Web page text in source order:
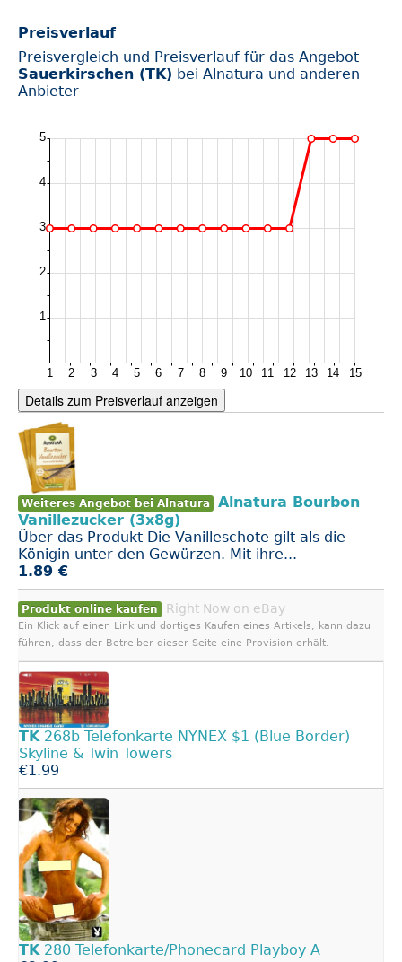
Preisverlauf
Preisvergleich und Preisverlauf für das Angebot
Sauerkirschen (TK) bei Alnatura und anderen
Anbieter
Details zum Preisverlauf anzeigen
Weiteres Angebot bei Alnatura
Alnatura Bourbon
Vanillezucker (3x8g)
Über das Produkt Die Vanilleschote gilt als die
Königin unter den Gewürzen. Mit ihre...
1.89 €
Produkt online kaufen Right Now on eBay
Ein Klick auf einen Link und dortiges Kaufen eines Artikels, kann dazu
führen, dass der Betreiber dieser Seite eine Provision erhält.
TK268b Telefonkarte NYNEX $1 (Blue Border)
Skyline & Twin Towers
€1.99
TK 280 Telefonkarte/Phonecard Playboy A